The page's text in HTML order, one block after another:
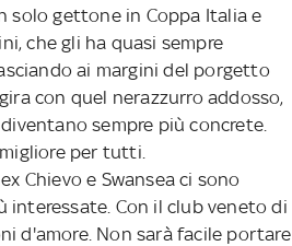
solo gettone in Coppa Italia e
che gli ha quasi sempre
ai margini del porgetto
con quel nerazzurro addosso,
sempre più concrete.
per tutti.
Chievo e Swansea ci sono
interessate. Con il club veneto di
d'amore. Non sarà facile portare